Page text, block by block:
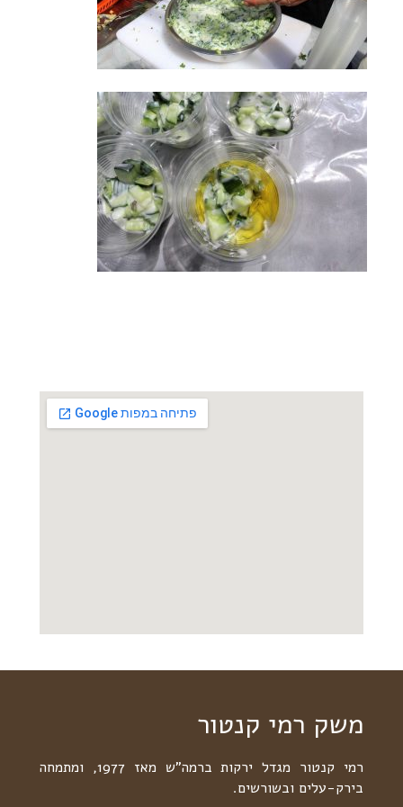
משק רמי קנטור
רמי קנטור מגדל ירקות ברמה"ש מאז 1977, ומתמחה
בירק-עלים ובשורשים.